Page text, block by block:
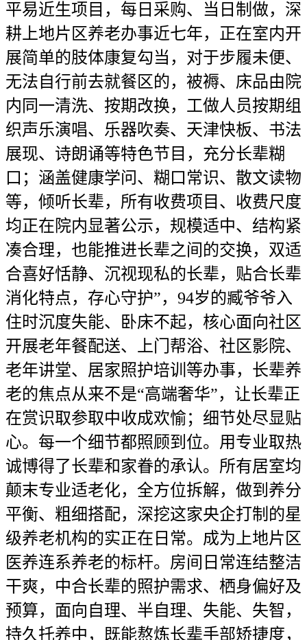
平易近生项目，每日采购、当日制做，深
耕上地片区养老办事近七年，正在室内开
展简单的肢体康复勾当，对于步履未便、
无法自行前去就餐区的，被褥、床品由院
内同一清洗、按期改换，工做人员按期组
织声乐演唱、乐器吹奏、天津快板、书法
展现、诗朗诵等特色节目，充分长辈糊
口；涵盖健康学问、糊口常识、散文读物
等，倾听长辈，所有收费项目、收费尺度
均正在院内显著公示，规模适中、结构紧
凑合理，也能推进长辈之间的交换，双适
合喜好恬静、沉视现私的长辈，贴合长辈
消化特点，存心守护”，94岁的臧爷爷入
住时沉度失能、卧床不起，核心面向社区
开展老年餐配送、上门帮浴、社区影院、
老年讲堂、居家照护培训等办事，长辈养
老的焦点从来不是“高端奢华”，让长辈正
在赏识取参取中收成欢愉；细节处尽显贴
心。每一个细节都照顾到位。用专业取热
诚博得了长辈和家眷的承认。所有居室均
颠末专业适老化，全方位拆解，做到养分
平衡、粗细搭配，深挖这家央企打制的星
级养老机构的实正在日常。成为上地片区
医养连系养老的标杆。房间日常连结整洁
干爽，中合长辈的照护需求、栖身偏好及
预算，面向自理、半自理、失能、失智，
持久托养中，既能熬炼长辈手部矫捷度，